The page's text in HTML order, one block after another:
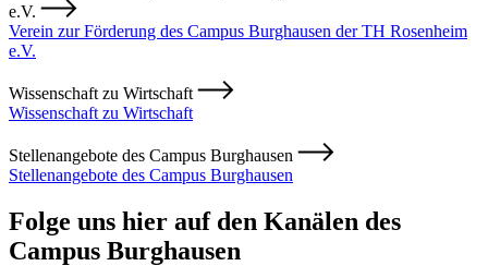
e.V.
Verein zur Förderung des Campus Burghausen der TH Rosenheim
e.V.
Wissenschaft zu Wirtschaft
Wissenschaft zu Wirtschaft
Stellenangebote des Campus Burghausen
Stellenangebote des Campus Burghausen
Folge uns hier auf den Kanälen des
Campus Burghausen